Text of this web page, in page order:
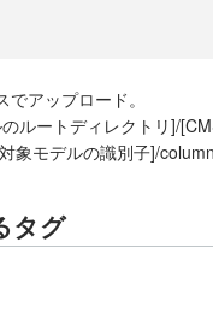
アップロード。
ルートディレクトリ]/
象モデルの識別子]/
タグ